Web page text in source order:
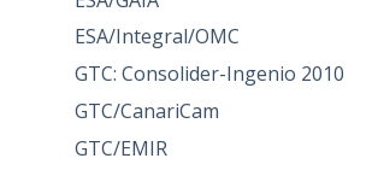
ESA/Integral/OMC
GTC: Consolider-Ingenio 2010
GTC/CanariCam
GTC/EMIR